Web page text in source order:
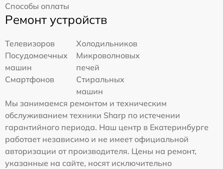
Способы оплаты
Ремонт устройств
Телевизоров
Холодильников
Посудомоечных
машин
Микроволновых
печей
Смартфонов
Стиральных
машин
Мы занимаемся ремонтом и техническим
обслуживанием техники Sharp по истечении
гарантийного периода. Наш центр в Екатеринбурге
работает независимо и не имеет официальной
авторизации от производителя. Цены на ремонт,
указанные на сайте, носят исключительно